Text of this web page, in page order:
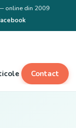
online din 2009
Contact